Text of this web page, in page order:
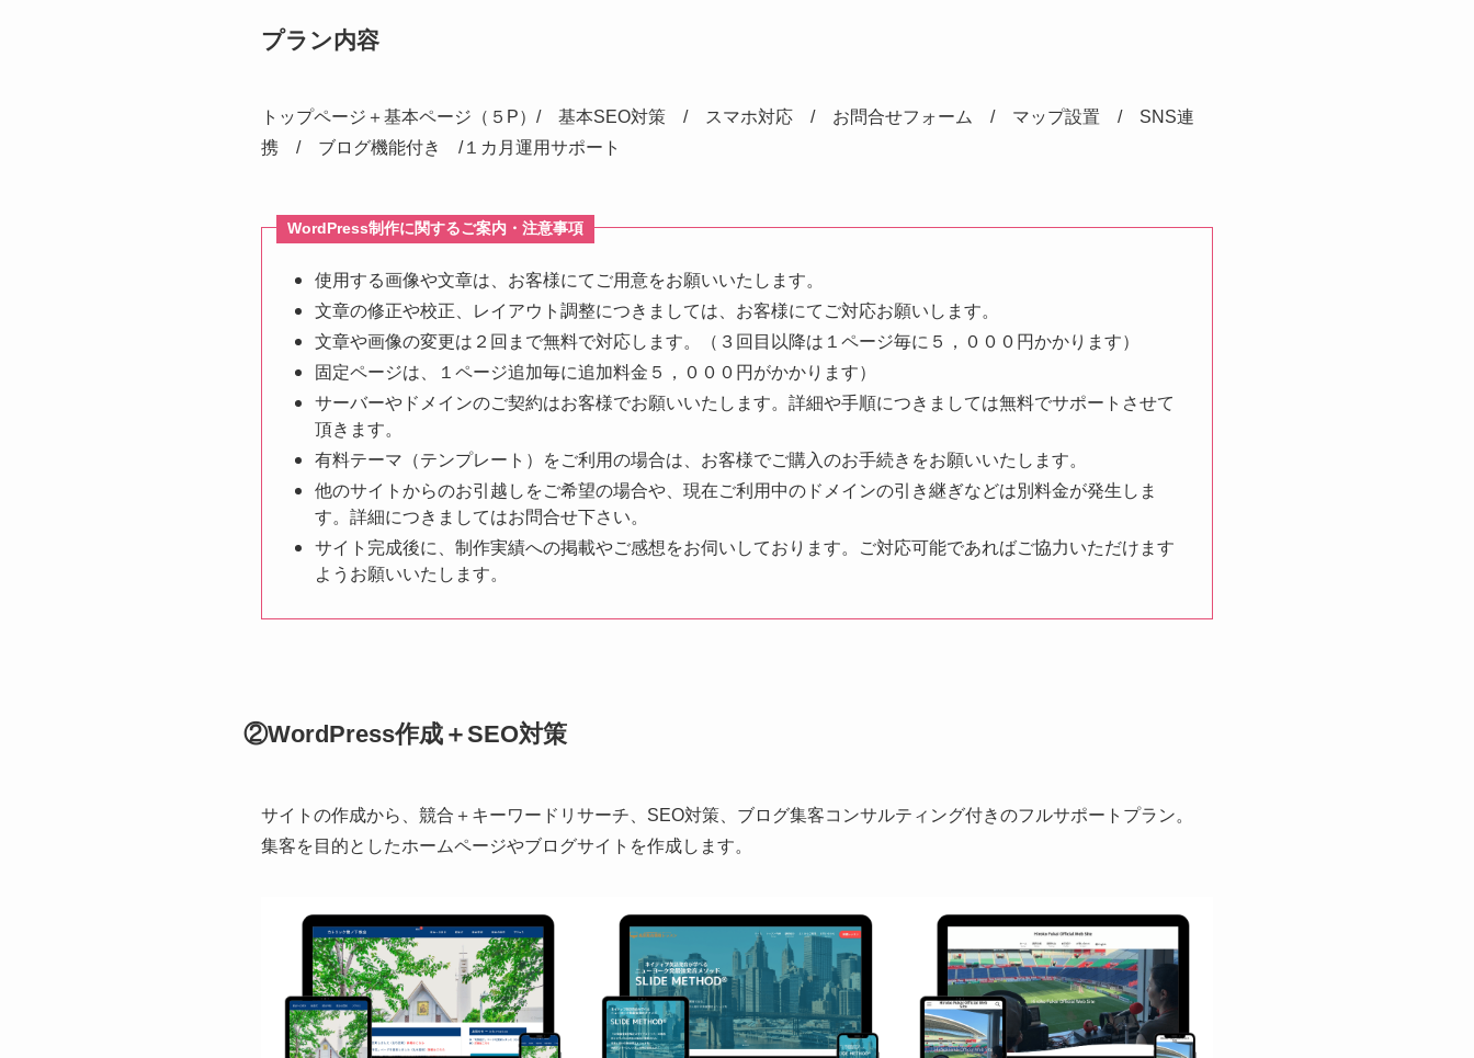
プラン内容
トップページ＋基本ページ（５P）/ 基本SEO対策 / スマホ対応 / お問合せフォーム / マップ設置 / SNS連
携 / ブログ機能付き /１カ月運用サポート
WordPress制作に関するご案内・注意事項
使用する画像や文章は、お客様にてご用意をお願いいたします。
文章の修正や校正、レイアウト調整につきましては、お客様にてご対応お願いします。
文章や画像の変更は２回まで無料で対応します。（３回目以降は１ページ毎に５，０００円かかります）
固定ページは、１ページ追加毎に追加料金５，０００円がかかります）
サーバーやドメインのご契約はお客様でお願いいたします。詳細や手順につきましては無料でサポートさせて
頂きます。
有料テーマ（テンプレート）をご利用の場合は、お客様でご購入のお手続きをお願いいたします。
他のサイトからのお引越しをご希望の場合や、現在ご利用中のドメインの引き継ぎなどは別料金が発生しま
す。詳細につきましてはお問合せ下さい。
サイト完成後に、制作実績への掲載やご感想をお伺いしております。ご対応可能であればご協力いただけます
ようお願いいたします。
②WordPress作成＋SEO対策
サイトの作成から、競合＋キーワードリサーチ、SEO対策、ブログ集客コンサルティング付きのフルサポートプラン。
集客を目的としたホームページやブログサイトを作成します。